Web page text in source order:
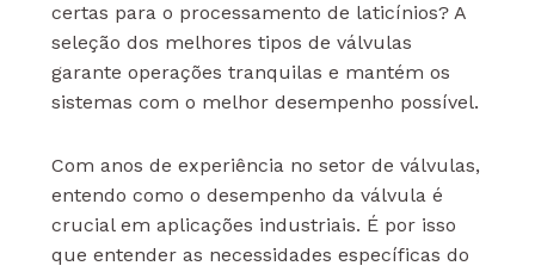
certas para o processamento de laticínios? A
seleção dos melhores tipos de válvulas
garante operações tranquilas e mantém os
sistemas com o melhor desempenho possível.
Com anos de experiência no setor de válvulas,
entendo como o desempenho da válvula é
crucial em aplicações industriais. É por isso
que entender as necessidades específicas do